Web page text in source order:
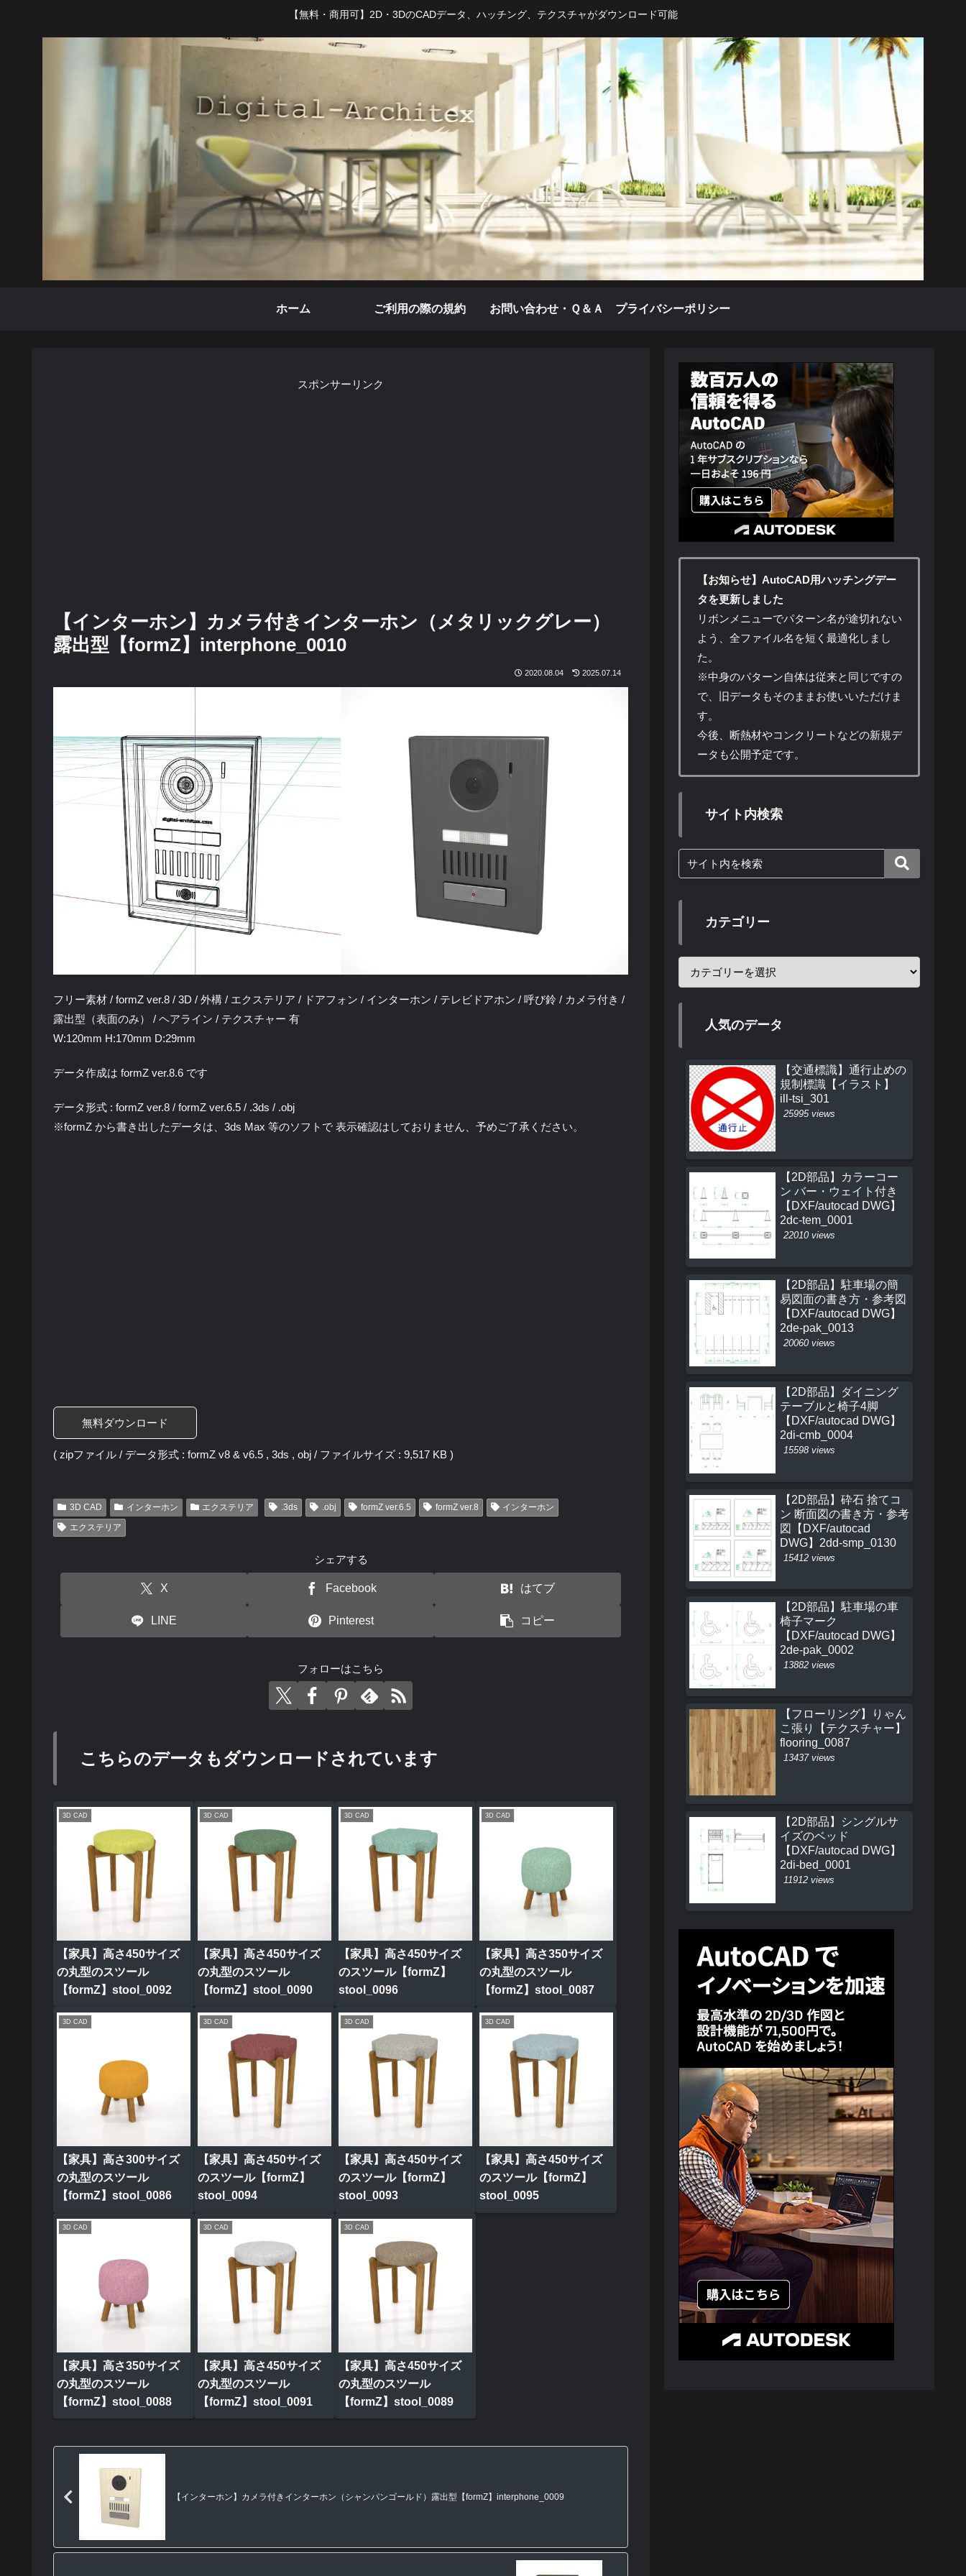
【無料・商用可】2D・3DのCADデータ、ハッチング、テクスチャがダウンロード可能
ホーム ご利用の際の規約 お問い合わせ・Ｑ＆Ａ プライバシーポリシー
スポンサーリンク
【インターホン】カメラ付きインターホン（メタリックグレー）
露出型【formZ】interphone_0010
2020.08.04 2025.07.14
フリー素材 / formZ ver.8 / 3D / 外構 / エクステリア / ドアフォン / インターホン / テレビドアホン / 呼び鈴 / カメラ付き /
露出型（表面のみ） / ヘアライン / テクスチャー 有
W:120mm H:170mm D:29mm
データ作成は formZ ver.8.6 です
データ形式 : formZ ver.8 / formZ ver.6.5 / .3ds / .obj
※formZ から書き出したデータは、3ds Max 等のソフトで 表示確認はしておりません、予めご了承ください。
無料ダウンロード
( zipファイル / データ形式 : formZ v8 & v6.5 , 3ds , obj / ファイルサイズ : 9,517 KB )
3D CAD インターホン エクステリア .3ds .obj formZ ver.6.5 formZ ver.8
インターホン
エクステリア
シェアする
X Facebook はてブ
LINE Pinterest コピー
フォローはこちら
こちらのデータもダウンロードされています
3D CAD
【家具】高さ450サイズ
の丸型のスツール
【formZ】stool_0092
3D CAD
【家具】高さ450サイズ
の丸型のスツール
【formZ】stool_0090
3D CAD
【家具】高さ450サイズ
のスツール【formZ】
stool_0096
3D CAD
【家具】高さ350サイズ
の丸型のスツール
【formZ】stool_0087
3D CAD
【家具】高さ300サイズ
の丸型のスツール
【formZ】stool_0086
3D CAD
【家具】高さ450サイズ
のスツール【formZ】
stool_0094
3D CAD
【家具】高さ450サイズ
のスツール【formZ】
stool_0093
3D CAD
【家具】高さ450サイズ
のスツール【formZ】
stool_0095
3D CAD
【家具】高さ350サイズ
の丸型のスツール
【formZ】stool_0088
3D CAD
【家具】高さ450サイズ
の丸型のスツール
【formZ】stool_0091
3D CAD
【家具】高さ450サイズ
の丸型のスツール
【formZ】stool_0089
【インターホン】カメラ付きインターホン（シャンパンゴールド）露出型【formZ】interphone_0009
【お知らせ】AutoCAD用ハッチングデー
タを更新しました
リボンメニューでパターン名が途切れない
よう、全ファイル名を短く最適化しまし
た。
※中身のパターン自体は従来と同じですの
で、旧データもそのままお使いいただけま
す。
今後、断熱材やコンクリートなどの新規デ
ータも公開予定です。
サイト内検索
カテゴリー
人気のデータ
【交通標識】通行止めの
規制標識【イラスト】
ill-tsi_301
25995 views
【2D部品】カラーコー
ン バー・ウェイト付き
【DXF/autocad DWG】
2dc-tem_0001
22010 views
【2D部品】駐車場の簡
易図面の書き方・参考図
【DXF/autocad DWG】
2de-pak_0013
20060 views
【2D部品】ダイニング
テーブルと椅子4脚
【DXF/autocad DWG】
2di-cmb_0004
15598 views
【2D部品】砕石 捨てコ
ン 断面図の書き方・参考
図【DXF/autocad
DWG】2dd-smp_0130
15412 views
【2D部品】駐車場の車
椅子マーク
【DXF/autocad DWG】
2de-pak_0002
13882 views
【フローリング】りゃん
こ張り【テクスチャー】
flooring_0087
13437 views
【2D部品】シングルサ
イズのベッド
【DXF/autocad DWG】
2di-bed_0001
11912 views